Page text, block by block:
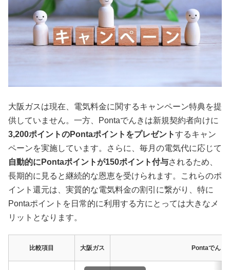
大阪ガスは現在、電気料金に関するキャンペーン特典を提
供していません。一方、Pontaでんきは新規契約者向けに
3,200ポイントのPontaポイントをプレゼントするキャン
ペーンを実施しています。さらに、毎月の電気代に応じて
自動的にPontaポイントが150ポイント付与されるため、
長期的に見ると継続的な恩恵を受けられます。これらのポ
イント還元は、実質的な電気料金の割引に繋がり、特に
Pontaポイントを日常的に利用する方にとっては大きなメ
リットとなります。
比較項目 大阪ガス Pontaでんき